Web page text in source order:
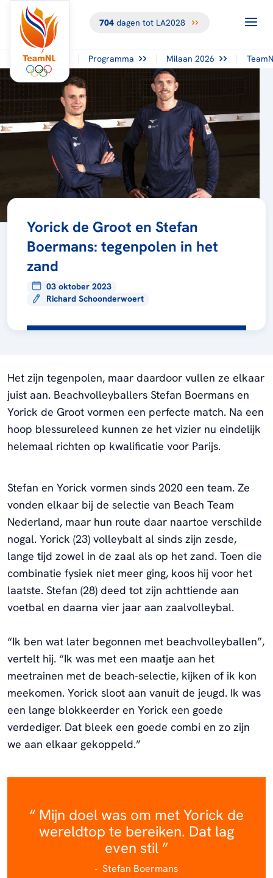
704dagen tot LA2028
Programma Milaan 2026
Yorick de Groot en Stefan
Boermans: tegenpolen in het
zand
03 oktober 2023
Richard Schoonderwoert
Het zijn tegenpolen, maar daardoor vullen ze elkaar
juist aan. Beachvolleyballers Stefan Boermans en
Yorick de Groot vormen een perfecte match. Na een
hoop blessureleed kunnen ze het vizier nu eindelijk
helemaal richten op kwalificatie voor Parijs.
Stefan en Yorick vormen sinds 2020 een team. Ze
vonden elkaar bij de selectie van Beach Team
Nederland, maar hun route daar naartoe verschilde
nogal. Yorick (23) volleybalt al sinds zijn zesde,
lange tijd zowel in de zaal als op het zand. Toen die
combinatie fysiek niet meer ging, koos hij voor het
laatste. Stefan (28) deed tot zijn achttiende aan
voetbal en daarna vier jaar aan zaalvolleybal.
“Ik ben wat later begonnen met beachvolleyballen”,
vertelt hij. “Ik was met een maatje aan het
meetrainen met de beach-selectie, kijken of ik kon
meekomen. Yorick sloot aan vanuit de jeugd. Ik was
een lange blokkeerder en Yorick een goede
verdediger. Dat bleek een goede combi en zo zijn
we aan elkaar gekoppeld.”
Mijn doel was om met Yorick de
wereldtop te bereiken. Dat lag
even stil
Stefan Boermans